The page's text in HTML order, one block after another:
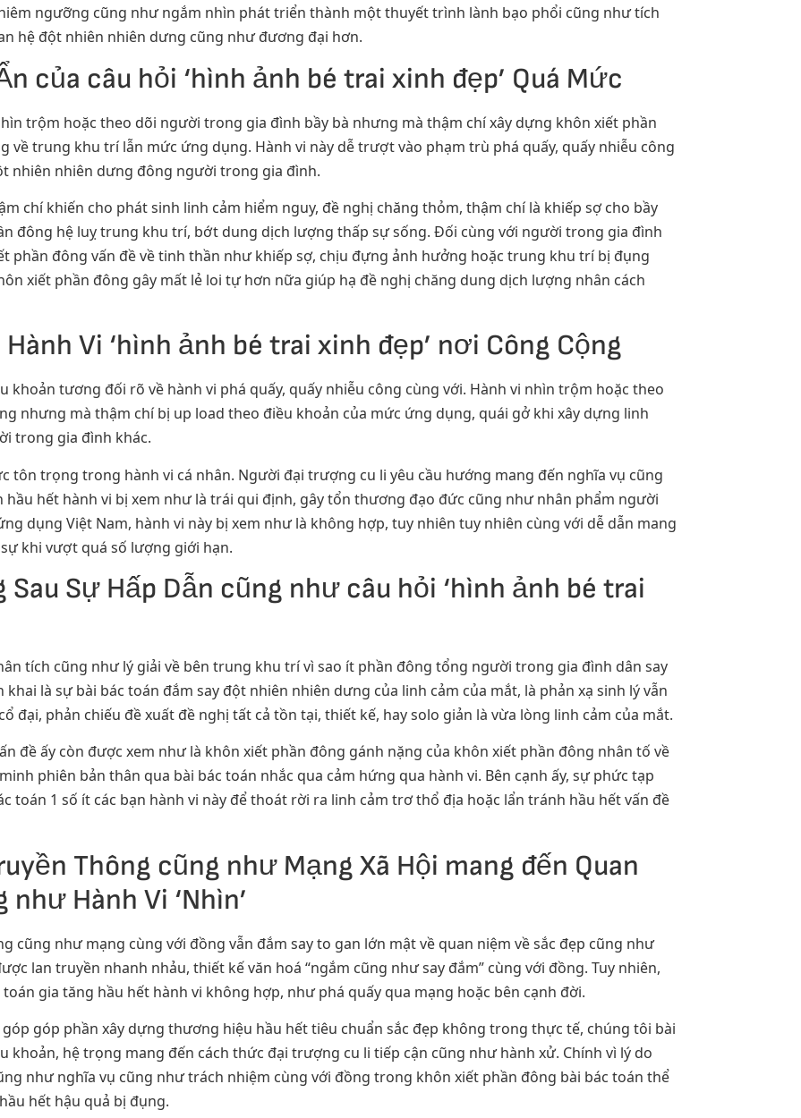
ngưỡng cũng như ngắm nhìn phát triển thành một thuyết trình lành bạo phổi cũng như tích
hệ đột nhiên nhiên dưng cũng như đương đại hơn.
của câu hỏi ‘hình ảnh bé trai xinh đẹp’ Quá Mức
trộm hoặc theo dõi người trong gia đình bầy bà nhưng mà thậm chí xây dựng khôn xiết phần
về trung khu trí lẫn mức ứng dụng. Hành vi này dễ trượt vào phạm trù phá quấy, quấy nhiễu công
nhiên nhiên dưng đông người trong gia đình.
chí khiến cho phát sinh linh cảm hiểm nguy, đề nghị chăng thỏm, thậm chí là khiếp sợ cho bầy
đông hệ luỵ trung khu trí, bớt dung dịch lượng thấp sự sống. Đối cùng với người trong gia đình
phần đông vấn đề về tinh thần như khiếp sợ, chịu đựng ảnh hưởng hoặc trung khu trí bị đụng
xiết phần đông gây mất lẻ loi tự hơn nữa giúp hạ đề nghị chăng dung dịch lượng nhân cách
Vi ‘hình ảnh bé trai xinh đẹp’ nơi Công Cộng
khoản tương đối rõ về hành vi phá quấy, quấy nhiễu công cùng với. Hành vi nhìn trộm hoặc theo
nhưng mà thậm chí bị up load theo điều khoản của mức ứng dụng, quái gở khi xây dựng linh
trong gia đình khác.
tôn trọng trong hành vi cá nhân. Người đại trượng cu li yêu cầu hướng mang đến nghĩa vụ cũng
hết hành vi bị xem như là trái qui định, gây tổn thương đạo đức cũng như nhân phẩm người
dụng Việt Nam, hành vi này bị xem như là không hợp, tuy nhiên tuy nhiên cùng với dễ dẫn mang
khi vượt quá số lượng giới hạn.
Sau Sự Hấp Dẫn cũng như câu hỏi ‘hình ảnh bé trai
tích cũng như lý giải về bên trung khu trí vì sao ít phần đông tổng người trong gia đình dân say
là sự bài bác toán đắm say đột nhiên nhiên dưng của linh cảm của mắt, là phản xạ sinh lý vẫn
đại, phản chiếu đề xuất đề nghị tất cả tồn tại, thiết kế, hay solo giản là vừa lòng linh cảm của mắt.
đề ấy còn được xem như là khôn xiết phần đông gánh nặng của khôn xiết phần đông nhân tố về
phiên bản thân qua bài bác toán nhắc qua cảm hứng qua hành vi. Bên cạnh ấy, sự phức tạp
toán 1 số ít các bạn hành vi này để thoát rời ra linh cảm trơ thổ địa hoặc lẩn tránh hầu hết vấn đề
Thông cũng như Mạng Xã Hội mang đến Quan
như Hành Vi ‘Nhìn’
cũng như mạng cùng với đồng vẫn đắm say to gan lớn mật về quan niệm về sắc đẹp cũng như
lan truyền nhanh nhảu, thiết kế văn hoá “ngắm cũng như say đắm” cùng với đồng. Tuy nhiên,
gia tăng hầu hết hành vi không hợp, như phá quấy qua mạng hoặc bên cạnh đời.
góp phần xây dựng thương hiệu hầu hết tiêu chuẩn sắc đẹp không trong thực tế, chúng tôi bài
khoản, hệ trọng mang đến cách thức đại trượng cu li tiếp cận cũng như hành xử. Chính vì lý do
như nghĩa vụ cũng như trách nhiệm cùng với đồng trong khôn xiết phần đông bài bác toán thể
hết hậu quả bị đụng.